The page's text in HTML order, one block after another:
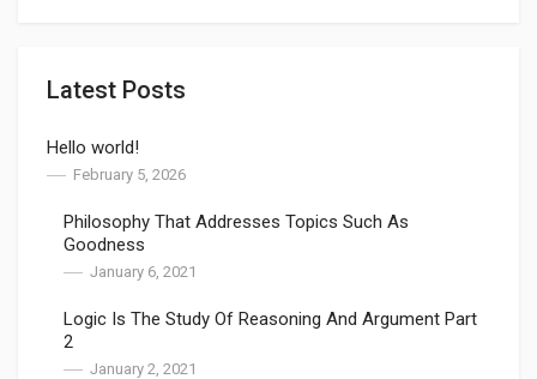
Latest Posts
Hello world!
February 5, 2026
Philosophy That Addresses Topics Such As
Goodness
January 6, 2021
Logic Is The Study Of Reasoning And Argument Part
2
January 2, 2021